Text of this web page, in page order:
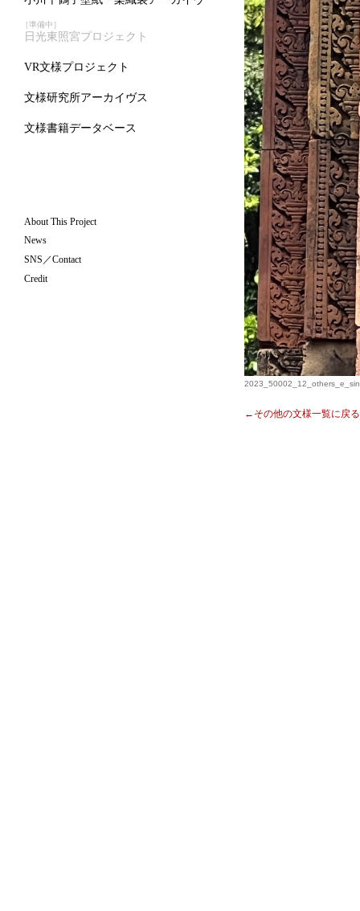
［準備中］
日光東照宮プロジェクト
VR文様プロジェクト
文様研究所アーカイヴス
文様書籍データベース
About This Project
News
SNS／Contact
Credit
←その他の文様一覧に戻る